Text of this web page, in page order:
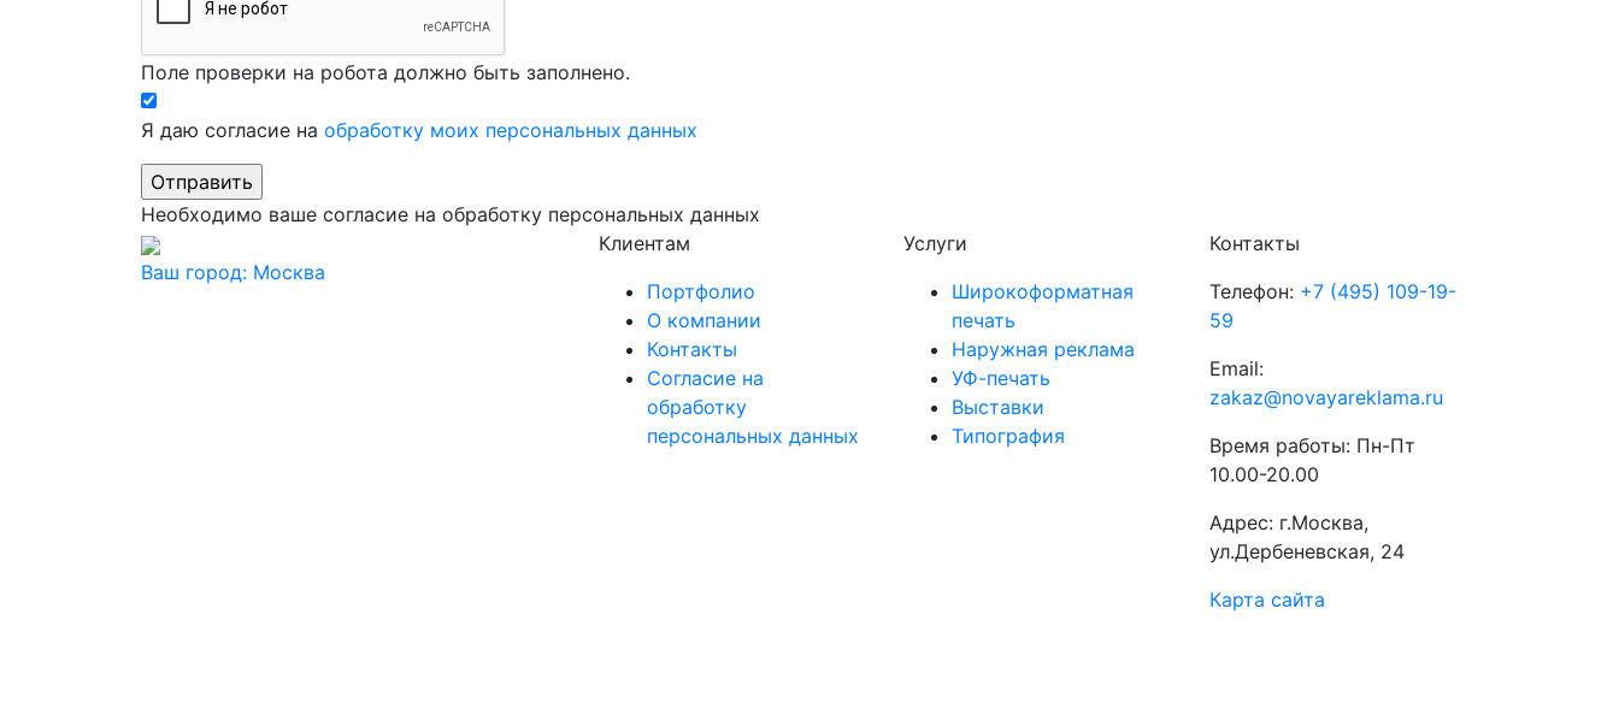
Поле проверки на робота должно быть заполнено.
Я даю согласие на обработку моих персональных данных
Необходимо ваше согласие на обработку персональных данных
Ваш город: Москва
Клиентам
Портфолио
О компании
Контакты
Согласие на
обработку
персональных данных
Услуги
Широкоформатная
печать
Наружная реклама
УФ-печать
Выставки
Типография
Контакты
Телефон: +7 (495) 109-19-
59
Email:
zakaz@novayareklama.ru
Время работы: Пн-Пт
10.00-20.00
Адрес: г.Москва,
ул.Дербеневская, 24
Карта сайта